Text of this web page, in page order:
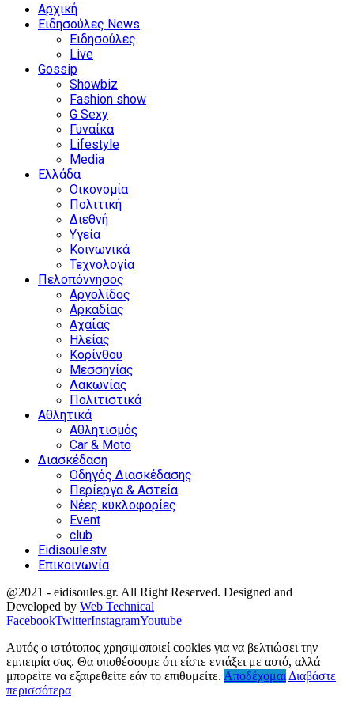
Αρχική
Ειδησούλες News
Ειδησούλες
Live
Gossip
Showbiz
Fashion show
G Sexy
Γυναίκα
Lifestyle
Media
Ελλάδα
Οικονομία
Πολιτική
Διεθνή
Υγεία
Κοινωνικά
Τεχνολογία
Πελοπόννησος
Αργολίδος
Αρκαδίας
Αχαΐας
Ηλείας
Κορίνθου
Μεσσηνίας
Λακωνίας
Πολιτιστικά
Αθλητικά
Αθλητισμός
Car & Moto
Διασκέδαση
Οδηγός Διασκέδασης
Περίεργα & Αστεία
Νέες κυκλοφορίες
Event
club
Eidisoulestv
Επικοινωνία
@2021 - eidisoules.gr. All Right Reserved. Designed and
Developed by Web Technical
FacebookTwitterInstagramYoutube
Αυτός ο ιστότοπος χρησιμοποιεί cookies για να βελτιώσει την
εμπειρία σας. Θα υποθέσουμε ότι είστε εντάξει με αυτό, αλλά
μπορείτε να εξαιρεθείτε εάν το επιθυμείτε. Αποδέχομαι Διαβάστε
περισσότερα